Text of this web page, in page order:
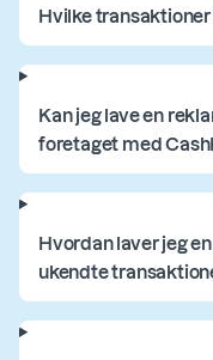
Hvilke
Kan jeg lave en
foretaget med
Hvordan laver jeg
ukendte